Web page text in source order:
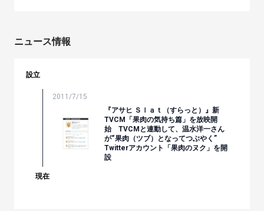
ニュース情報
設立
2011/7/15
『アサヒ Ｓｌａｔ（すらっと）』新
TVCM「果肉の気持ち篇」を放映開
始 TVCMと連動して、温水洋一さん
が“果肉（ツブ）となってつぶやく”
Twitterアカウント「果肉のヌク」を開
設
現在